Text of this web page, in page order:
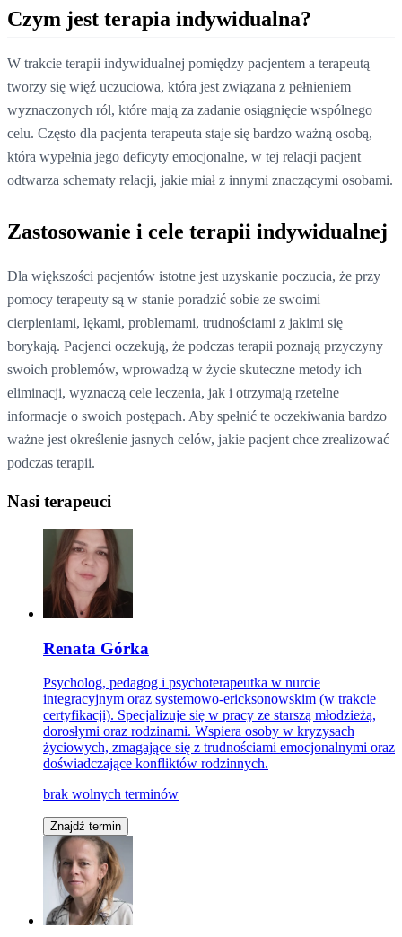
Czym jest terapia indywidualna?
W trakcie terapii indywidualnej pomiędzy pacjentem a terapeutą
tworzy się więź uczuciowa, która jest związana z pełnieniem
wyznaczonych ról, które mają za zadanie osiągnięcie wspólnego
celu. Często dla pacjenta terapeuta staje się bardzo ważną osobą,
która wypełnia jego deficyty emocjonalne, w tej relacji pacjent
odtwarza schematy relacji, jakie miał z innymi znaczącymi osobami.
Zastosowanie i cele terapii indywidualnej
Dla większości pacjentów istotne jest uzyskanie poczucia, że przy
pomocy terapeuty są w stanie poradzić sobie ze swoimi
cierpieniami, lękami, problemami, trudnościami z jakimi się
borykają. Pacjenci oczekują, że podczas terapii poznają przyczyny
swoich problemów, wprowadzą w życie skuteczne metody ich
eliminacji, wyznaczą cele leczenia, jak i otrzymają rzetelne
informacje o swoich postępach. Aby spełnić te oczekiwania bardzo
ważne jest określenie jasnych celów, jakie pacjent chce zrealizować
podczas terapii.
Nasi terapeuci
Renata Górka
Psycholog, pedagog i psychoterapeutka w nurcie
integracyjnym oraz systemowo-ericksonowskim (w trakcie
certyfikacji). Specjalizuje się w pracy ze starszą młodzieżą,
dorosłymi oraz rodzinami. Wspiera osoby w kryzysach
życiowych, zmagające się z trudnościami emocjonalnymi oraz
doświadczające konfliktów rodzinnych.
brak wolnych terminów
Znajdź termin